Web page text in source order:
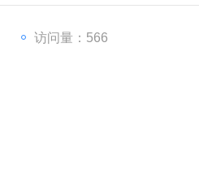
访问量：566